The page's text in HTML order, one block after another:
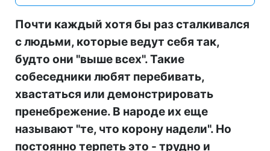
Почти каждый хотя бы раз сталкивался
с людьми, которые ведут себя так,
будто они "выше всех". Такие
собеседники любят перебивать,
хвастаться или демонстрировать
пренебрежение. В народе их еще
называют "те, что корону надели". Но
постоянно терпеть это - трудно и